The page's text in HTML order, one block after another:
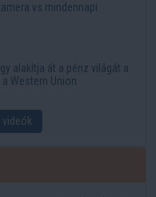
vs mindennapi
alakítja át a pénz világát a
Western Union